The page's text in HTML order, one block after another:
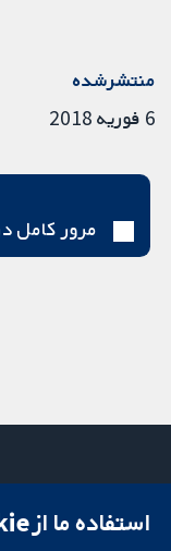
منتشرشده
6 فوریه 2018
مرور کامل
استفاده ما از cookie‌ها